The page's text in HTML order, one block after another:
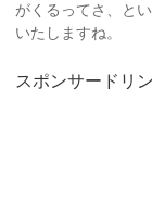
がくるってさ、と
いたしますね。
スポンサードリ